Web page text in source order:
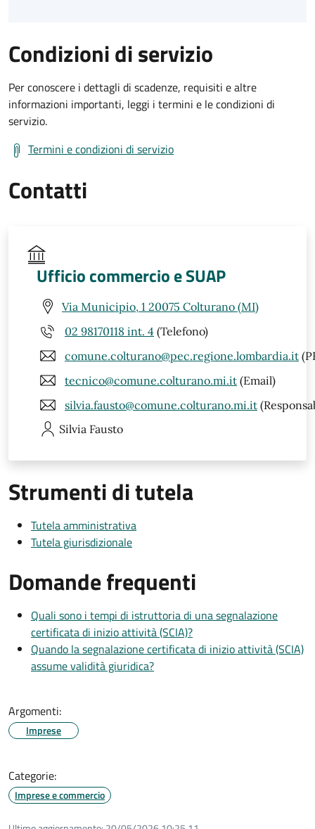
Condizioni di servizio
Per conoscere i dettagli di scadenze, requisiti e altre
informazioni importanti, leggi i termini e le condizioni di
servizio.
Termini e condizioni di servizio
Contatti
Ufficio commercio e SUAP
Via Municipio, 1 20075 Colturano (MI)
02 98170118 int. 4 (Telefono)
comune.colturano@pec.regione.lombardia.it
tecnico@comune.colturano.mi.it (Email)
silvia.fausto@comune.colturano.mi.it
Silvia Fausto
Strumenti di tutela
Tutela amministrativa
Tutela giurisdizionale
Domande frequenti
Quali sono i tempi di istruttoria di una segnalazione
certificata di inizio attività (SCIA)?
Quando la segnalazione certificata di inizio attività (SCIA)
assume validità giuridica?
Argomenti:
Imprese
Categorie:
Imprese e commercio